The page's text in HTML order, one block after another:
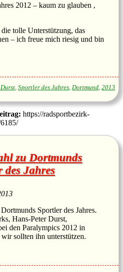
2012 – kaum zu glauben ,
tolle Unterstützung, das
– ich freue mich riesig und bin
, Sportler des Jahres, Dortmund, 2013
https://radsportbezirk-
zu Dortmunds
des Jahres
Sportler des Jahres.
Hans-Peter Durst,
den Paralympics 2012 in
sollten ihn unterstützen.